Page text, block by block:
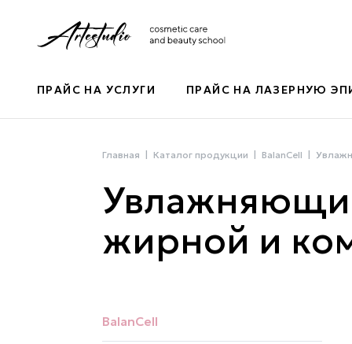
ПРАЙС НА УСЛУГИ ПРАЙС НА ЛАЗЕРНУЮ
Главная Каталог продукции BalanCell
жирной и
BalanCell